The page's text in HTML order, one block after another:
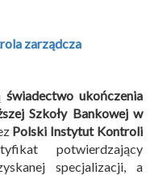
zarządcza
świadectwo ukończenia
Szkoły Bankowej w
Polski Instytut Kontroli
potwierdzający
specjalizacji, a